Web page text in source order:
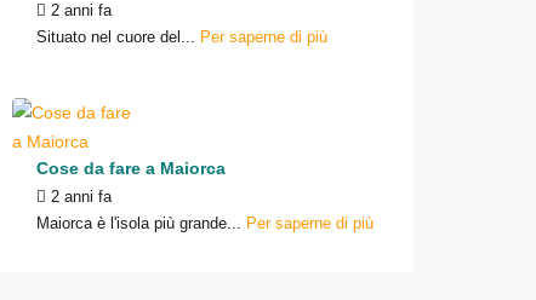
2 anni fa
Situato nel cuore del... Per saperne di più
Cose da fare a Maiorca
2 anni fa
Maiorca è l'isola più grande... Per saperne di più